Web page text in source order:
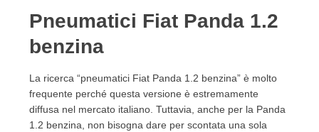
Pneumatici Fiat Panda 1.2
benzina
La ricerca “pneumatici Fiat Panda 1.2 benzina” è molto
frequente perché questa versione è estremamente
diffusa nel mercato italiano. Tuttavia, anche per la Panda
1.2 benzina, non bisogna dare per scontata una sola